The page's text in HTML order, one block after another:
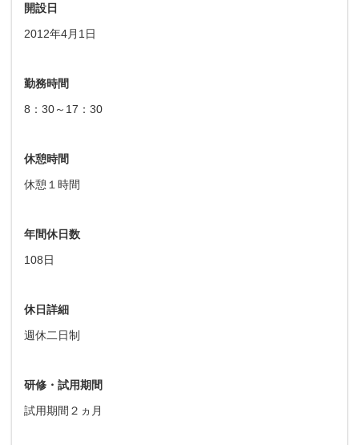
開設日
2012年4月1日
勤務時間
8：30～17：30
休憩時間
休憩１時間
年間休日数
108日
休日詳細
週休二日制
研修・試用期間
試用期間２ヵ月